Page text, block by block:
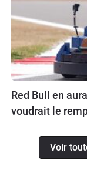
Red Bull en
voudrait le
Voir